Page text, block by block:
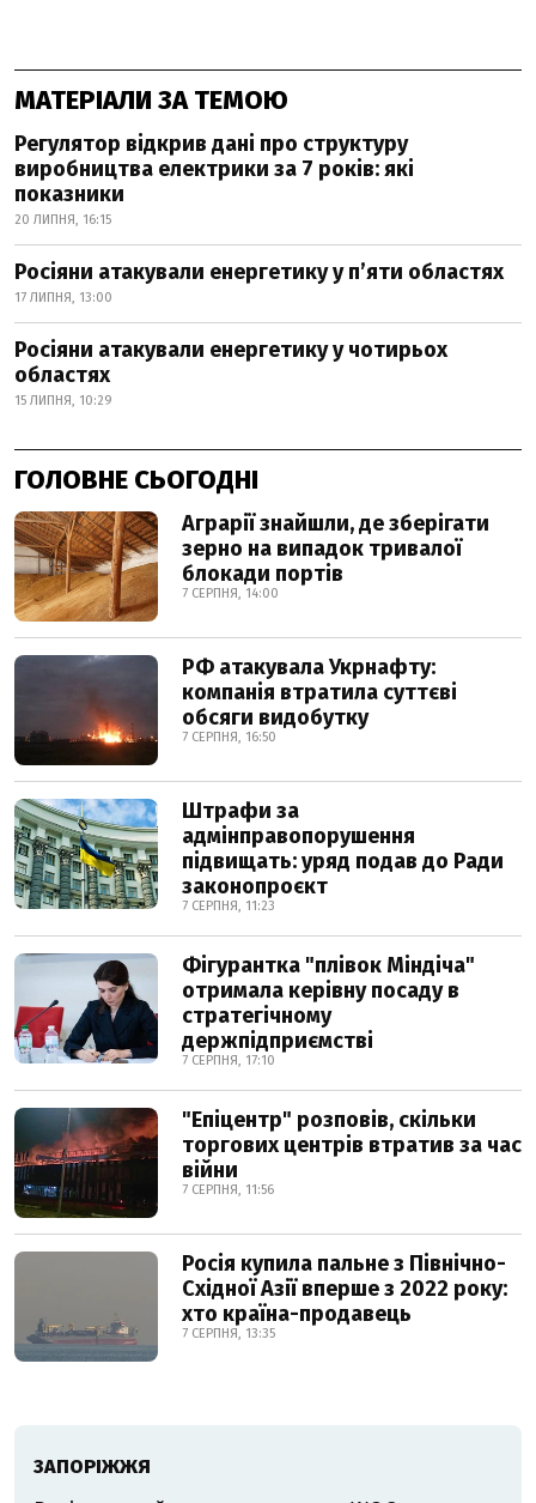
МАТЕРІАЛИ ЗА ТЕМОЮ
Регулятор відкрив дані про структуру
виробництва електрики за 7 років: які
показники
20 ЛИПНЯ, 16:15
Росіяни атакували енергетику у пʼяти областях
17 ЛИПНЯ, 13:00
Росіяни атакували енергетику у чотирьох
областях
15 ЛИПНЯ, 10:29
ГОЛОВНЕ СЬОГОДНІ
Аграрії знайшли, де зберігати
зерно на випадок тривалої
блокади портів
7 СЕРПНЯ, 14:00
РФ атакувала Укрнафту:
компанія втратила суттєві
обсяги видобутку
7 СЕРПНЯ, 16:50
Штрафи за
адмінправопорушення
підвищать: уряд подав до Ради
законопроєкт
7 СЕРПНЯ, 11:23
Фігурантка "плівок Міндіча"
отримала керівну посаду в
стратегічному
держпідприємстві
7 СЕРПНЯ, 17:10
"Епіцентр" розповів, скільки
торгових центрів втратив за час
війни
7 СЕРПНЯ, 11:56
Росія купила пальне з Північно-
Східної Азії вперше з 2022 року:
хто країна-продавець
7 СЕРПНЯ, 13:35
ЗАПОРІЖЖЯ